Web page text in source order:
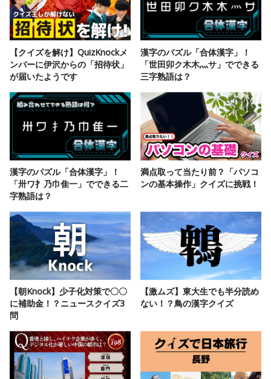
【クイズを解け】QuizKnockメ
ンバーに伊沢からの「招待状」
が届いたようです
漢字のパズル「合体漢字」！
「世田卯ク木木灬サ」でできる
三字熟語は？
漢字のパズル「合体漢字」！
「卅ワ扌乃巾隹一」でできる二
字熟語は？
満点取って当たり前？「パソコ
ンの基本操作」クイズに挑戦！
【朝Knock】少子化対策で〇〇
に補助金！？ニュースクイズ3
問
【激ムズ】東大生でも半分読め
ない！？鳥の漢字クイズ